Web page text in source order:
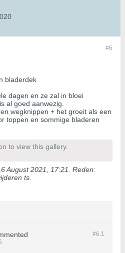
#6
bladerdek
dagen en ze zal in bloei
al goed aanwezig.
wegknippen + het groeit als een
toppen en sommige bladeren
to view this gallery.
August 2021, 17:21
Reden:
ts.
#6.1